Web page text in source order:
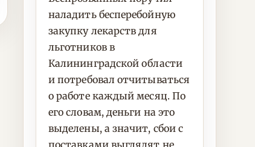
наладить бесперебойную
закупку лекарств для
льготников в
Калининградской области
и потребовал отчитываться
о работе каждый месяц. По
его словам, деньги на это
выделены, а значит, сбои с
поставками выглядят не